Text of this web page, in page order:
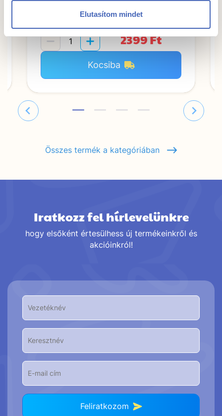
Elutasítom mindet
2399 Ft
Kocsiba
Összes termék a kategóriában
Iratkozz fel hírlevelünkre
hogy elsőként értesülhess új termékeinkről és
akcióinkról!
Feliratkozom